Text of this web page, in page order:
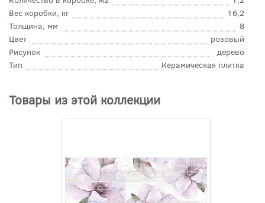
Вес коробки, кг
16,2
Толщина, мм
8
Цвет
розовый
Рисунок
дерево
Тип
Керамическая плитка
Товары из этой коллекции